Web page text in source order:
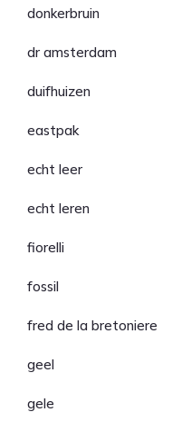
donkerbruin
dr amsterdam
duifhuizen
eastpak
echt leer
echt leren
fiorelli
fossil
fred de la bretoniere
geel
gele